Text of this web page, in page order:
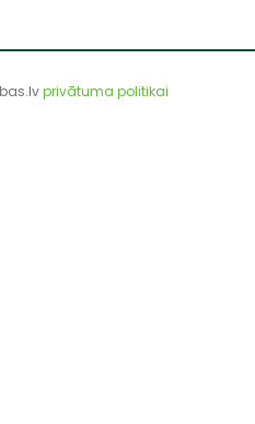
privātuma politikai